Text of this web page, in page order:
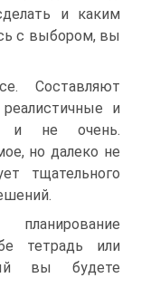
и каким
с выбором, вы
Составляют
и
и не очень.
но далеко не
тщательного
тетрадь или
вы будете